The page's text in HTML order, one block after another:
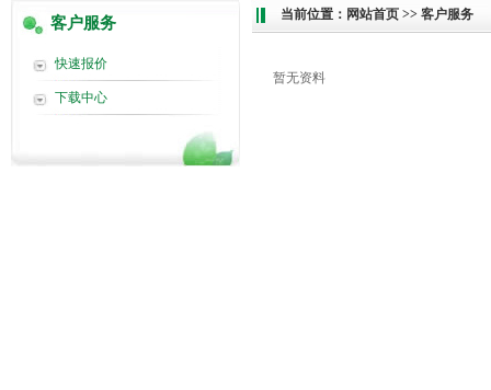
客户服务
快速报价
下载中心
当前位置： 网站首页 >> 客户服务
暂无资料